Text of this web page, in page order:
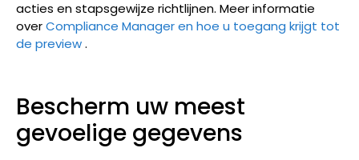
acties en stapsgewijze richtlijnen. Meer informatie
overCompliance Manager en hoe u toegang krijgt tot
de preview.
Bescherm uw meest
gevoelige gegevens